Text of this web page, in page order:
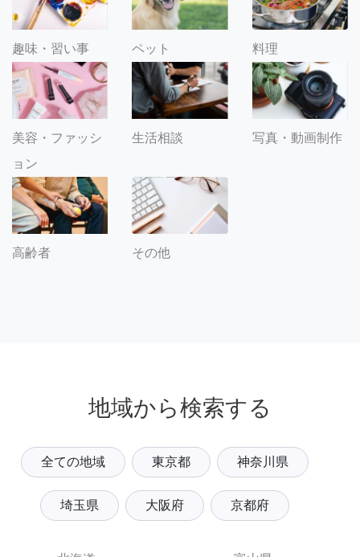
趣味・習い事 ペット 料理
美容・ファッシ
ョン
生活相談 写真・動画制作
高齢者 その他
地域から検索する
全ての地域 東京都 神奈川県
埼玉県 大阪府 京都府